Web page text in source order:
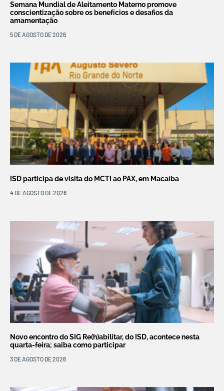
Semana Mundial de Aleitamento Materno promove
conscientização sobre os benefícios e desafios da
amamentação
5 DE AGOSTO DE 2026
ISD participa de visita do MCTI ao PAX, em Macaíba
4 DE AGOSTO DE 2026
Novo encontro do SIG Re(h)abilitar, do ISD, acontece nesta
quarta-feira; saiba como participar
3 DE AGOSTO DE 2026